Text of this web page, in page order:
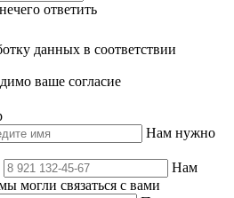
ответить
данных в соответствии
ваше согласие
Нам нужно
Нам
могли связаться с вами